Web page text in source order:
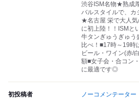
渋谷ISM名物★熟成
バルスタイルで、カ
★名古屋 栄で大人気
に初上陸！！ISMと
牛タンぎゅうぎゅう
比べ！■17時～19時
ビール・ワイン(赤/
額■女子会・合コン
に最適です◎
初投稿者 ノーコメンテーター